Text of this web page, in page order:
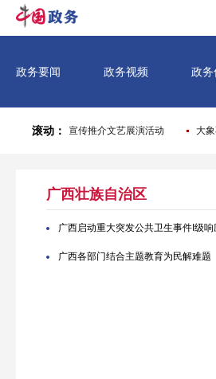
广西壮族自治区
广西启动重大突发公共卫生事件I级
广西各部门结合主题教育为民解难题